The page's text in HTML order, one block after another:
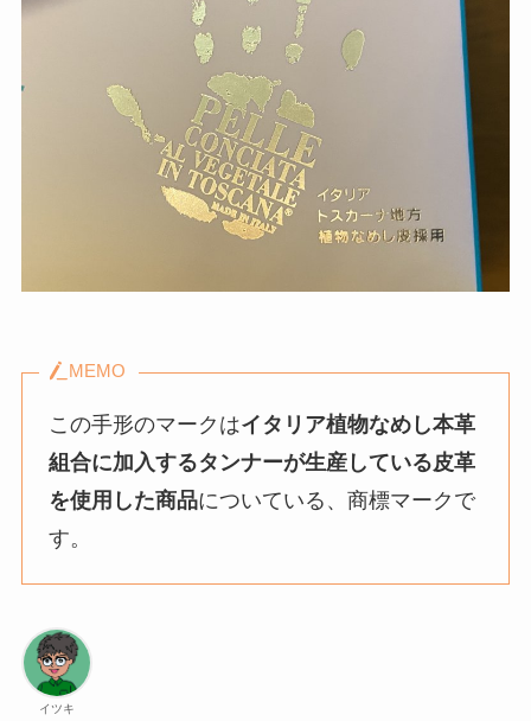
MEMO
この手形のマークはイタリア植物なめし本革
組合に加入するタンナーが生産している皮革
を使用した商品についている、商標マークで
す。
イツキ